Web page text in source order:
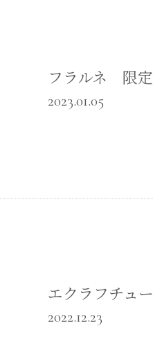
フラルネ 限
2023.01.05
エクラフチュ
2022.12.23